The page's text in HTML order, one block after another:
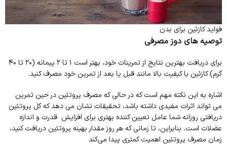
فواید کازئین برای بدن
توصیه های دوز مصرفی
برای دریافت بهترین نتایج از تمرینات خود، بهتر است 1 تا 2 پیمانه (20 تا 40
گرم) کازئین با کیفیت بالا مانند قبل یا بعد از تمرین خود مصرف کنید.
اشاره به این نکته مهم است که در حالی که مصرف پروتئین در حین تمرین
می تواند اثرات مفیدی داشته باشد، تحقیقات نشان می دهد که کل پروتئین
دریافتی روزانه شما عامل تعیین کننده بهتری برای افزایش قدرت و اندازه
عضلات است. بنابراین، تا زمانی که هر روز مقدار بهینه پروتئین دریافت کنید،
زمان مصرف پروتئین اهمیت کمتری پیدا می‌کند